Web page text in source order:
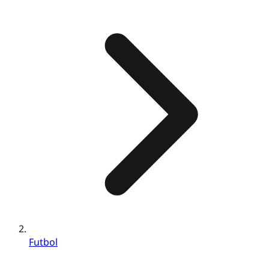
Futbol